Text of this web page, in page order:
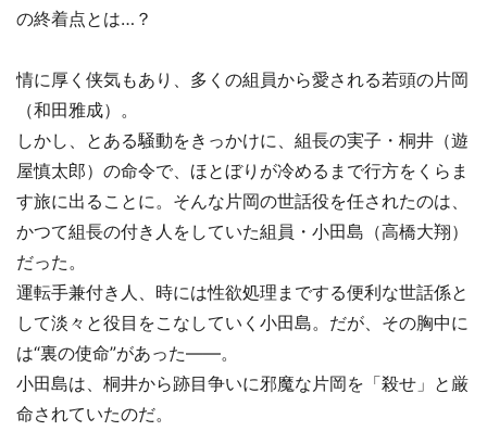
の終着点とは…？
情に厚く侠気もあり、多くの組員から愛される若頭の片岡
（和田雅成）。
しかし、とある騒動をきっかけに、組長の実子・桐井（遊
屋慎太郎）の命令で、ほとぼりが冷めるまで行方をくらま
す旅に出ることに。そんな片岡の世話役を任されたのは、
かつて組長の付き人をしていた組員・小田島（高橋大翔）
だった。
運転手兼付き人、時には性欲処理までする便利な世話係と
して淡々と役目をこなしていく小田島。だが、その胸中に
は“裏の使命”があった――。
小田島は、桐井から跡目争いに邪魔な片岡を「殺せ」と厳
命されていたのだ。